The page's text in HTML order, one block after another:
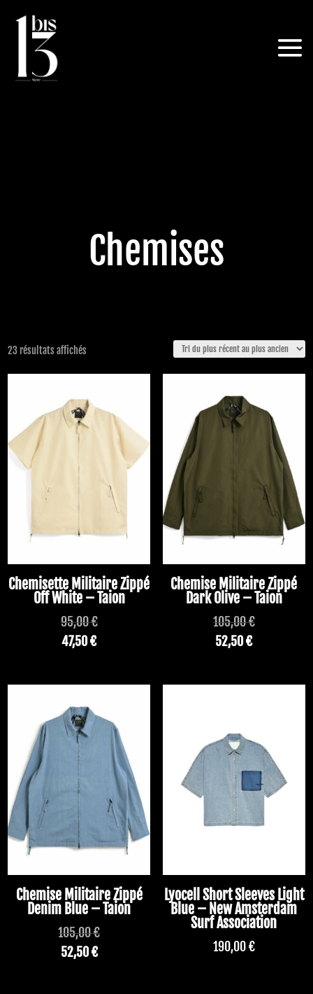
Chemises
23 résultats affichés
récent
Chemisette Militaire Zippé
Off White – Taion
95,00€
47,50€
Chemise Militaire Zippé
Dark Olive – Taion
105,00€
52,50€
Chemise Militaire Zippé
Denim Blue – Taion
105,00€
52,50€
Lyocell Short Sleeves Light
Blue – New Amsterdam
Surf Association
190,00€